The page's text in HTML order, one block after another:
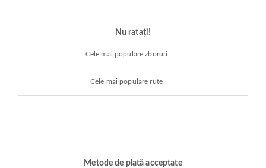
Nu ratați!
Cele mai populare zboruri
Cele mai populare rute
Metode de plată acceptate